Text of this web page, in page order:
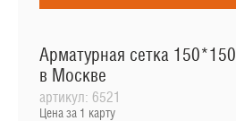
Арматурная сетка
в Москве
артикул: 6521
Цена за 1 карту